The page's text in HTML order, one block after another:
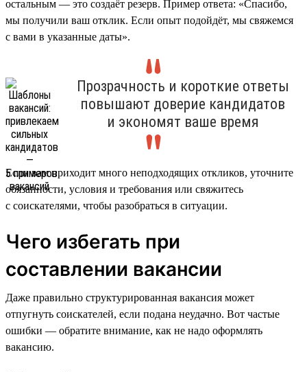
остальным — это создаёт резерв. Пример ответа: «Спасибо,
мы получили ваш отклик. Если опыт подойдёт, мы свяжемся
с вами в указанные даты».
Прозрачность и короткие ответы
повышают доверие кандидатов
и экономят ваше время
Если вам приходит много неподходящих откликов, уточните
обязанности, условия и требования или свяжитесь
с соискателями, чтобы разобраться в ситуации.
Чего избегать при
составлении вакансии
Даже правильно структурированная вакансия может
отпугнуть соискателей, если подана неудачно. Вот частые
ошибки — обратите внимание, как не надо оформлять
вакансию.